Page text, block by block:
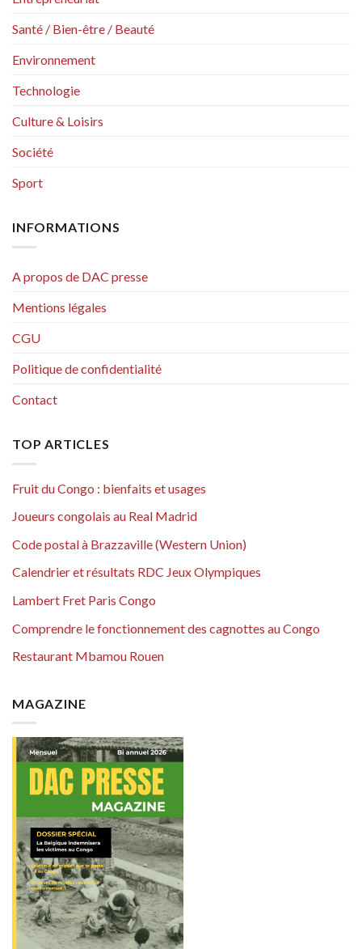
Santé / Bien-être / Beauté
Environnement
Technologie
Culture & Loisirs
Société
Sport
INFORMATIONS
A propos de DAC presse
Mentions légales
CGU
Politique de confidentialité
Contact
TOP ARTICLES
Fruit du Congo : bienfaits et usages
Joueurs congolais au Real Madrid
Code postal à Brazzaville (Western Union)
Calendrier et résultats RDC Jeux Olympiques
Lambert Fret Paris Congo
Comprendre le fonctionnement des cagnottes au Congo
Restaurant Mbamou Rouen
MAGAZINE